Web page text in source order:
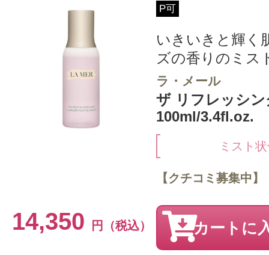
P可
いきいきと輝く
ズの香りのミス
ラ・メール
ザ リフレッシ
100ml/3.4fl.oz.
ミスト
14,350 円（税込）
【クチコミ募集中】
カートに